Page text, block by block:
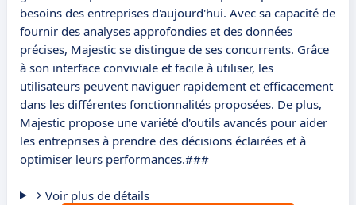
besoins des entreprises d'aujourd'hui. Avec sa capacité de
fournir des analyses approfondies et des données
précises, Majestic se distingue de ses concurrents. Grâce
à son interface conviviale et facile à utiliser, les
utilisateurs peuvent naviguer rapidement et efficacement
dans les différentes fonctionnalités proposées. De plus,
Majestic propose une variété d'outils avancés pour aider
les entreprises à prendre des décisions éclairées et à
optimiser leurs performances.###
Voir plus de détails